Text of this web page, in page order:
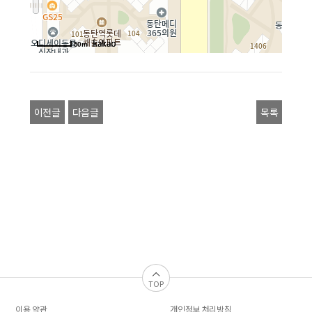
50m
이전글 다음글 목록
TOP
이용 약관 개인정보 처리방침